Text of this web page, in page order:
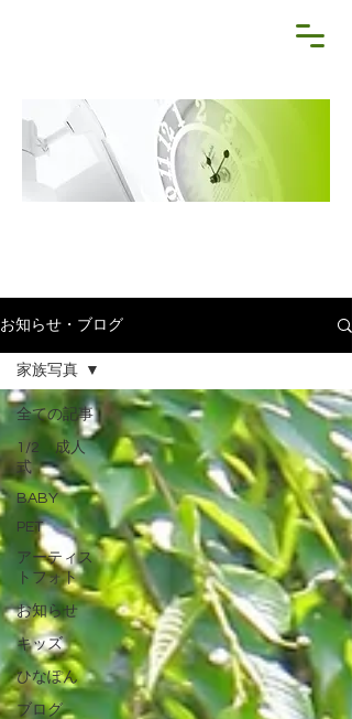
お知らせ・ブログ
全ての記事
1/2 成人
式
BABY
PET
アーティス
トフォト
お知らせ
キッズ
ひなぽん
ブログ
家族写真